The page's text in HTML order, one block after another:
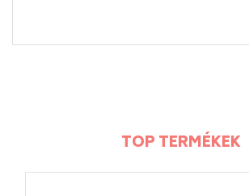
TOP TERMÉKEK